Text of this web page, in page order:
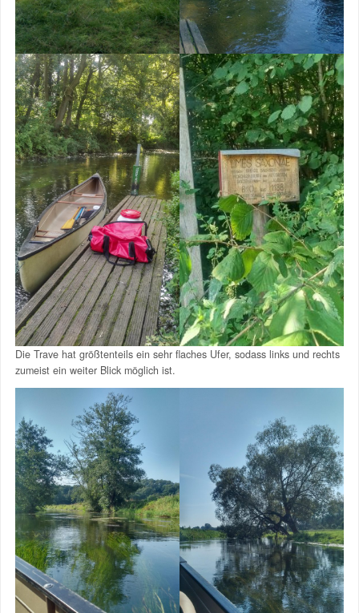
Die Trave hat größtenteils ein sehr flaches Ufer, sodass links und rechts
zumeist ein weiter Blick möglich ist.